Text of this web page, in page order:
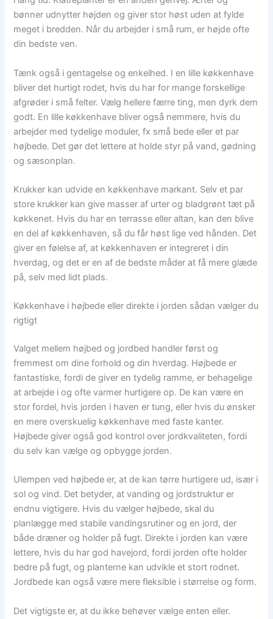
bønner udnytter højden og giver stor høst uden at fylde
meget i bredden. Når du arbejder i små rum, er højde ofte
din bedste ven.
Tænk også i gentagelse og enkelhed. I en lille køkkenhave
bliver det hurtigt rodet, hvis du har for mange forskellige
afgrøder i små felter. Vælg hellere færre ting, men dyrk dem
godt. En lille køkkenhave bliver også nemmere, hvis du
arbejder med tydelige moduler, fx små bede eller et par
højbede. Det gør det lettere at holde styr på vand, gødning
og sæsonplan.
Krukker kan udvide en køkkenhave markant. Selv et par
store krukker kan give masser af urter og bladgrønt tæt på
køkkenet. Hvis du har en terrasse eller altan, kan den blive
en del af køkkenhaven, så du får høst lige ved hånden. Det
giver en følelse af, at køkkenhaven er integreret i din
hverdag, og det er en af de bedste måder at få mere glæde
på, selv med lidt plads.
Køkkenhave i højbede eller direkte i jorden sådan vælger du
rigtigt
Valget mellem højbed og jordbed handler først og
fremmest om dine forhold og din hverdag. Højbede er
fantastiske, fordi de giver en tydelig ramme, er behagelige
at arbejde i og ofte varmer hurtigere op. De kan være en
stor fordel, hvis jorden i haven er tung, eller hvis du ønsker
en mere overskuelig køkkenhave med faste kanter.
Højbede giver også god kontrol over jordkvaliteten, fordi
du selv kan vælge og opbygge jorden.
Ulempen ved højbede er, at de kan tørre hurtigere ud, især i
sol og vind. Det betyder, at vanding og jordstruktur er
endnu vigtigere. Hvis du vælger højbede, skal du
planlægge med stabile vandingsrutiner og en jord, der
både dræner og holder på fugt. Direkte i jorden kan være
lettere, hvis du har god havejord, fordi jorden ofte holder
bedre på fugt, og planterne kan udvikle et stort rodnet.
Jordbede kan også være mere fleksible i størrelse og form.
Det vigtigste er, at du ikke behøver vælge enten eller.